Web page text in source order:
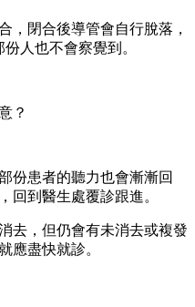
，閉合後導管會自行脫落，
人也不會察覺到。
？
份患者的聽力也會漸漸回
回到醫生處覆診跟進。
去，但仍會有未消去或複發
應盡快就診。